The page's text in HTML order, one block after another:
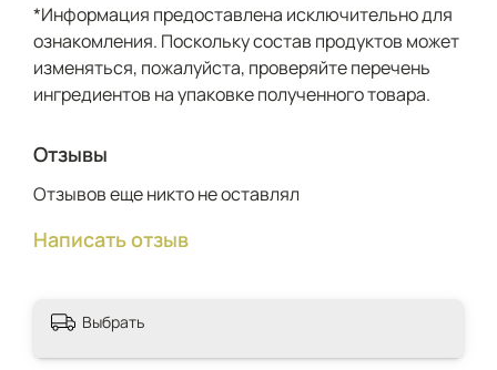
*Информация предоставлена исключительно для
ознакомления. Поскольку состав продуктов может
изменяться, пожалуйста, проверяйте перечень
ингредиентов на упаковке полученного товара.
Отзывы
Отзывов еще никто не оставлял
Написать отзыв
Выбрать